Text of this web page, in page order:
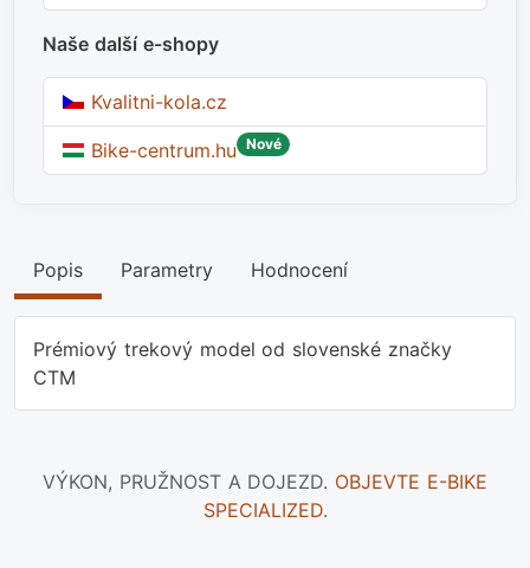
Naše další e-shopy
Kvalitni-kola.cz
Bike-centrum.hu Nové
Popis Parametry Hodnocení
Prémiový trekový model od slovenské značky
CTM
VÝKON, PRUŽNOST A DOJEZD. OBJEVTE E-BIKE
SPECIALIZED.